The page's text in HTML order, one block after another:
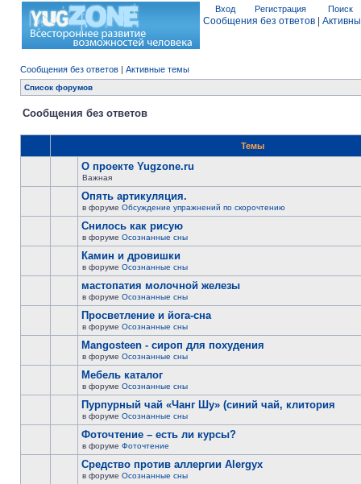
Вход Регистрация Поиск
Сообщения без ответов
Сообщения без ответов | Активные темы
Список форумов
Сообщения без ответов
Темы
О проекте Yugzone.ru
Важная
Опять артикуляция.
в форуме Обсуждение упражнений по скорочтению
Снилось как рисую
в форуме Осознанные сны
Камин и дровишки
в форуме Осознанные сны
мастопатия молочной железы
в форуме Осознанные сны
Просветление и йога-сна
в форуме Осознанные сны
Mangosteen - сироп для похудения
в форуме Осознанные сны
Мебель каталог
в форуме Осознанные сны
Пурпурный чай «Чанг Шу» (синий чай, клитория
в форуме Осознанные сны
Фоточтение – есть ли курсы?
в форуме Фоточтение
Cредство против аллергии Alergyx
в форуме Осознанные сны